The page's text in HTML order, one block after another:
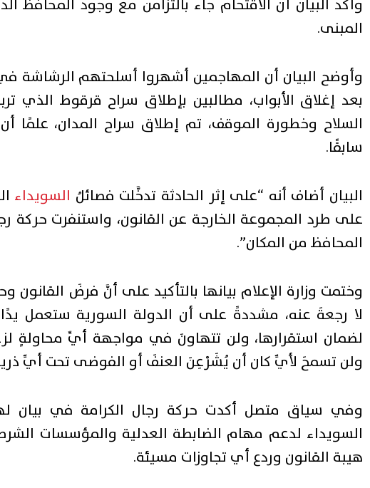
المبنى.
وأوضح البيان أن المهاجمين أشهروا أسلحتهم الرشاشة
بعد إغلاق الأبواب، مطالبين بإطلاق سراح قرقوط
السلاح وخطورة الموقف، تم إطلاق سراح المدان، علمًا
سابقًا.
البيان أضاف أنه “على إثر الحادثة تدخَّلت فصائلُ السويداء
على طرد المجموعة الخارجة عن القانون، واستنفرت حركة
المحافظ من المكان”.
وختمت وزارة الإعلام بيانها بالتأكيد على أنَّ فرضَ
لا رجعةَ عنه، مشددةً على أن الدولة السورية ستعمل يدًا
لضمان استقرارها، ولن تتهاونَ في مواجهة أيِّ محاولةٍ
ولن تسمحَ لأيِّ كان أن يُشَرْعِنَ العنفَ أو الفوضى تحت أيِّ
وفي سياق متصل أكدت حركة رجال الكرامة في بيان
السويداء لدعم مهام الضابطة العدلية والمؤسسات
هيبة القانون وردع أي تجاوزات مسيئة.